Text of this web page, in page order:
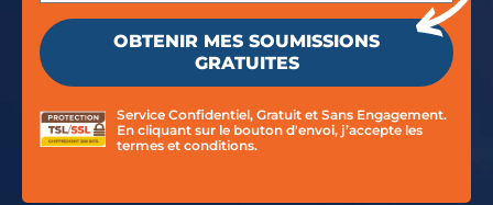
Service Confidentiel, Gratuit et Sans Engagement.
En cliquant sur le bouton d'envoi, j’accepte les
termes et conditions.